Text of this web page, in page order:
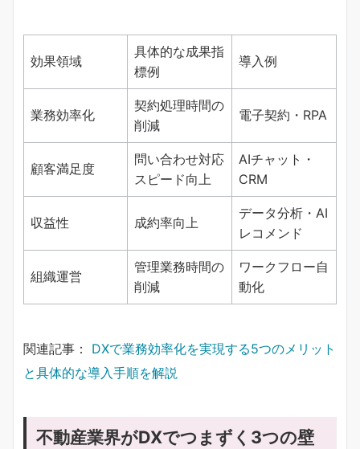
効果領域
具体的な成果指
標例
導入例
業務効率化
契約処理時間の
削減
電子契約・RPA
顧客満足度
問い合わせ対応
スピード向上
AIチャット・
CRM
収益性 成約率向上
データ分析・AI
レコメンド
組織運営
管理業務時間の
削減
ワークフロー自
動化
関連記事：
DXで業務効率化を実現する5つのメリット
と具体的な導入手順を解説
不動産業界がDXでつまずく3つの壁